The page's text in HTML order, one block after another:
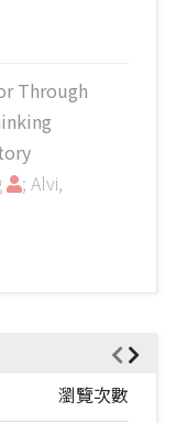
Through
; Alvi,
瀏覽次數